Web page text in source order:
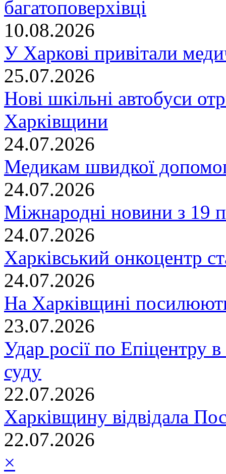
багатоповерхівці
10.08.2026
У Харкові привітали
25.07.2026
Нові шкільні автобуси
Харківщини
24.07.2026
Медикам швидкої
24.07.2026
Міжнародні новини з 19
24.07.2026
Харківський онкоцентр
24.07.2026
На Харківщині
23.07.2026
Удар росії по Епіцентру
суду
22.07.2026
Харківщину відвідала
22.07.2026
×